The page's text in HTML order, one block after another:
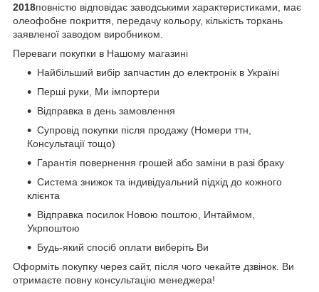
2018повністю відповідає заводськими характеристиками, має
олеофобне покриття, передачу кольору, кількість торкань
заявленої заводом виробником.
Переваги покупки в Нашому магазині
Найбільший вибір запчастин до електронік в Україні
Перші руки, Ми імпортери
Відправка в день замовлення
Супровід покупки після продажу (Номери ттн,
Консультації тощо)
Гарантія повернення грошей або заміни в разі браку
Система знижок та індивідуальний підхід до кожного
клієнта
Відправка посилок Новою поштою, Интаймом,
Укрпоштою
Будь-який спосіб оплати виберіть Ви
Оформіть покупку через сайт, після чого чекайте дзвінок. Ви
отримаєте повну консультацію менеджера!